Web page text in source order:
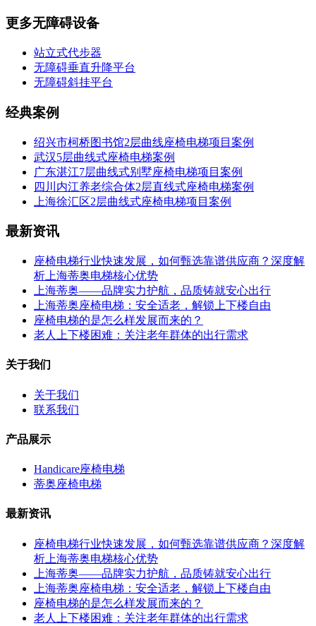
更多无障碍设备
站立式代步器
无障碍垂直升降平台
无障碍斜挂平台
经典案例
绍兴市柯桥图书馆2层曲线座椅电梯项目案例
武汉5层曲线式座椅电梯案例
广东湛江7层曲线式别墅座椅电梯项目案例
四川内江养老综合体2层直线式座椅电梯案例
上海徐汇区2层曲线式座椅电梯项目案例
最新资讯
座椅电梯行业快速发展，如何甄选靠谱供应商？深度解
析上海蒂奥电梯核心优势
上海蒂奥——品牌实力护航，品质铸就安心出行
上海蒂奥座椅电梯：安全适老，解锁上下楼自由
座椅电梯的是怎么样发展而来的？
老人上下楼困难：关注老年群体的出行需求
关于我们
关于我们
联系我们
产品展示
Handicare座椅电梯
蒂奥座椅电梯
最新资讯
座椅电梯行业快速发展，如何甄选靠谱供应商？深度解
析上海蒂奥电梯核心优势
上海蒂奥——品牌实力护航，品质铸就安心出行
上海蒂奥座椅电梯：安全适老，解锁上下楼自由
座椅电梯的是怎么样发展而来的？
老人上下楼困难：关注老年群体的出行需求